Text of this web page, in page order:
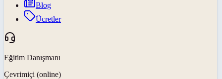
Blog
Ücretler
Eğitim Danışmanı
Çevrimiçi (online)